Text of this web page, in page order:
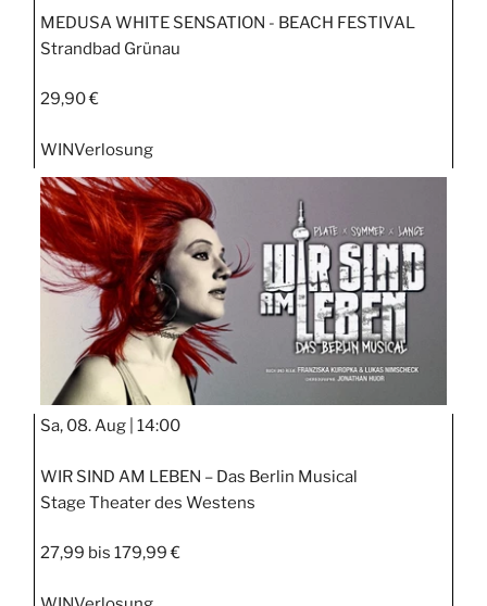
MEDUSA WHITE SENSATION - BEACH FESTIVAL
Strandbad Grünau
29,90 €
WINVerlosung
Sa, 08. Aug | 14:00
WIR SIND AM LEBEN – Das Berlin Musical
Stage Theater des Westens
27,99 bis 179,99 €